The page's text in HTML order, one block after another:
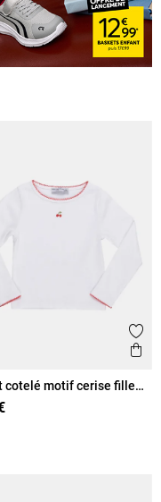
favoris
cotelé motif cerise fille